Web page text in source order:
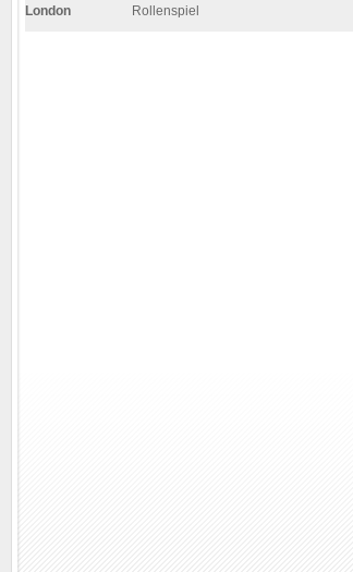
London
Rollenspiel